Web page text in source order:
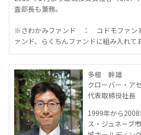
査部長も兼務。
※さわかみファンド ： コドモファン
ァンド、らくちんファンドに組み入れて
多根 幹雄
クローバー・ア
代表取締役社長
1999年から
ス・ジュネーブ